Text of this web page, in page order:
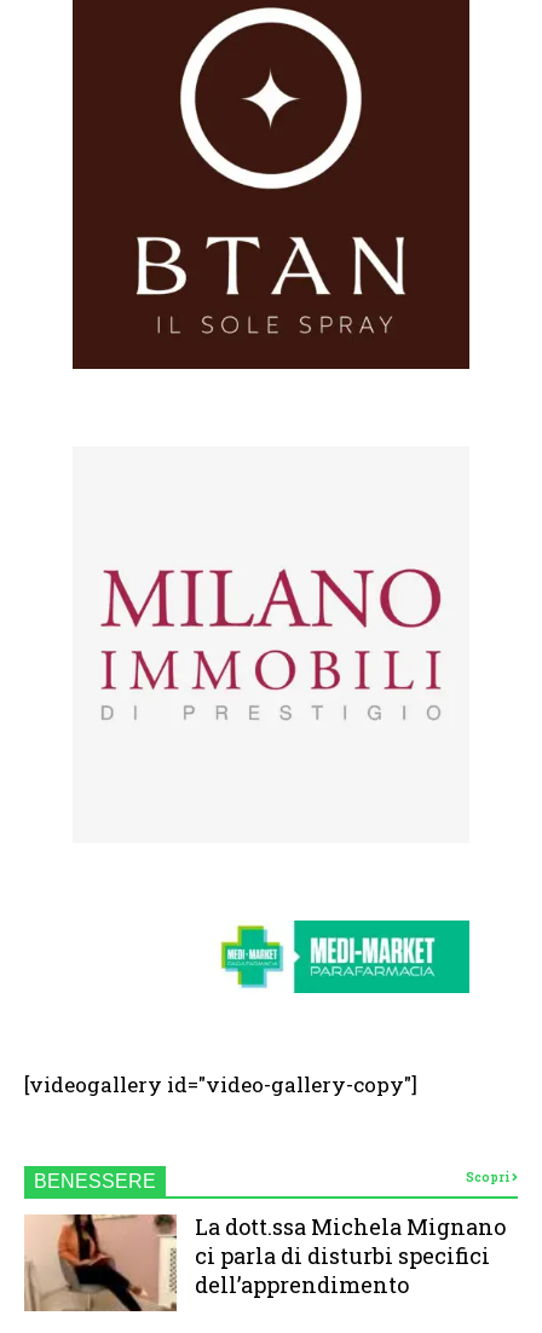
[videogallery id="video-gallery-copy"]
BENESSERE Scopri
La dott.ssa Michela Mignano
ci parla di disturbi specifici
dell’apprendimento